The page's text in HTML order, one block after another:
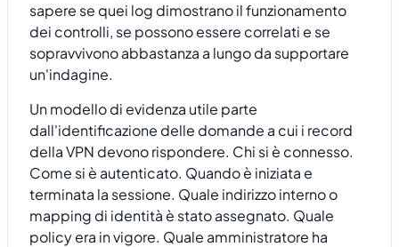
sapere se quei log dimostrano il funzionamento
dei controlli, se possono essere correlati e se
sopravvivono abbastanza a lungo da supportare
un'indagine.
Un modello di evidenza utile parte
dall'identificazione delle domande a cui i record
della VPN devono rispondere. Chi si è connesso.
Come si è autenticato. Quando è iniziata e
terminata la sessione. Quale indirizzo interno o
mapping di identità è stato assegnato. Quale
policy era in vigore. Quale amministratore ha